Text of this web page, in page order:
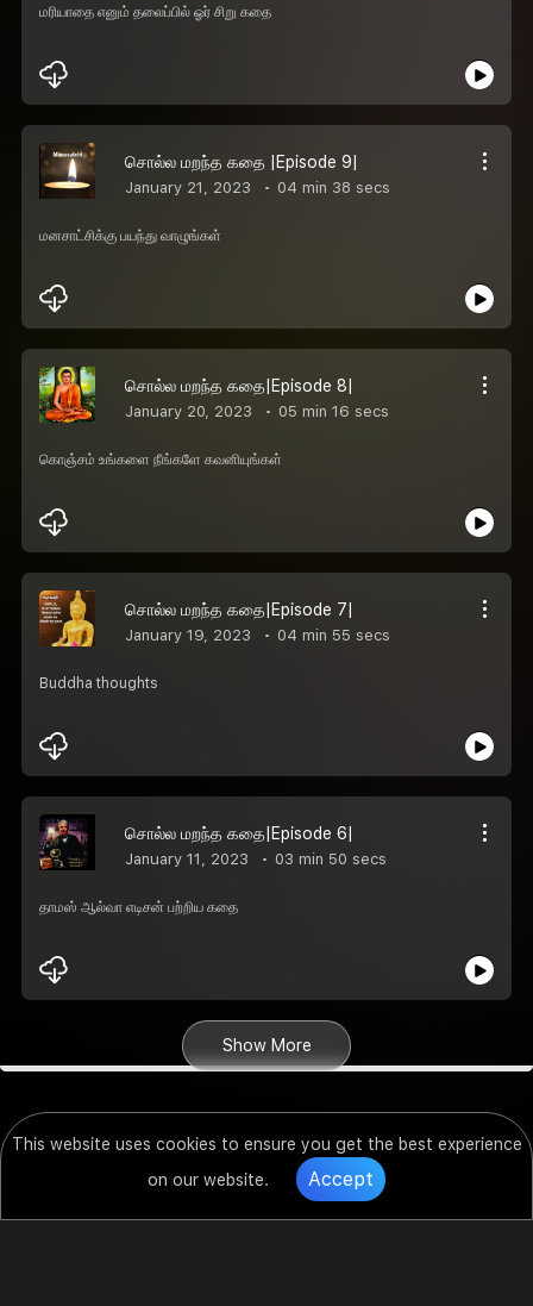
This website uses cookies to ensure you get the best experience
on our website.
Accept
மரியாதை எனும் தலைப்பில் ஓர் சிறு கதை
சொல்ல மறந்த கதை |Episode 9|
January 21, 2023 04 min 38 secs
மனசாட்சிக்கு பயந்து வாழுங்கள்
சொல்ல மறந்த கதை|Episode 8|
January 20, 2023 05 min 16 secs
கொஞ்சம் உங்களை நீங்களே கவனியுங்கள்
சொல்ல மறந்த கதை|Episode 7|
January 19, 2023 04 min 55 secs
Buddha thoughts
சொல்ல மறந்த கதை|Episode 6|
January 11, 2023 03 min 50 secs
தாமஸ் ஆல்வா எடிசன் பற்றிய கதை
Show More